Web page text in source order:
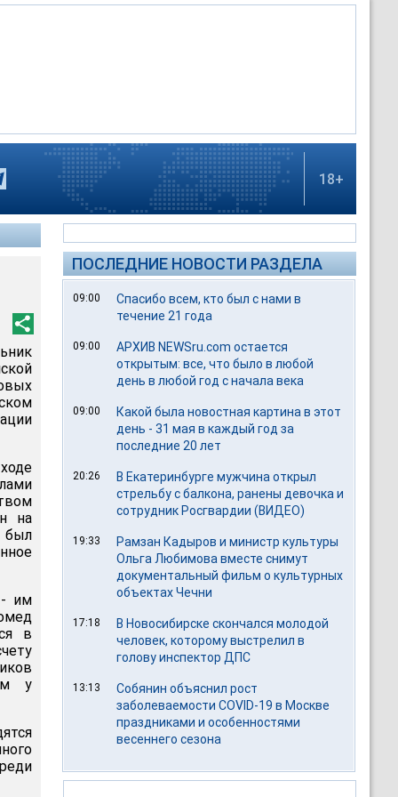
18+
на
был
- им
в
у
ПОСЛЕДНИЕ НОВОСТИ РАЗДЕЛА
09:00
Спасибо всем, кто был с нами в
течение 21 года
09:00
АРХИВ NEWSru.com остается
открытым: все, что было в любой
день в любой год с начала века
09:00
Какой была новостная картина в этот
день - 31 мая в каждый год за
последние 20 лет
20:26
В Екатеринбурге мужчина открыл
стрельбу с балкона, ранены девочка и
сотрудник Росгвардии (ВИДЕО)
19:33
Рамзан Кадыров и министр культуры
Ольга Любимова вместе снимут
документальный фильм о культурных
объектах Чечни
17:18
В Новосибирске скончался молодой
человек, которому выстрелил в
голову инспектор ДПС
13:13
Собянин объяснил рост
заболеваемости COVID-19 в Москве
праздниками и особенностями
весеннего сезона